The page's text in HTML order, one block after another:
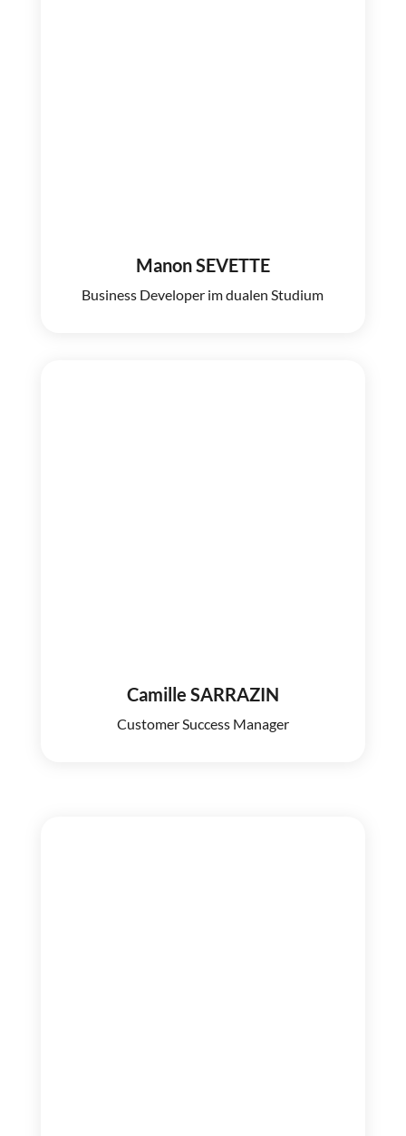
Manon SEVETTE
Business Developer im dualen Studium
Camille SARRAZIN
Customer Success Manager